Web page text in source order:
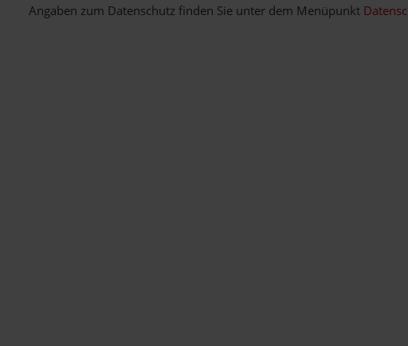
Angaben zum Datenschutz finden Sie unter dem Menüpunkt